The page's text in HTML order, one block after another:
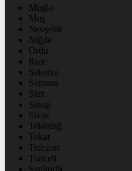
Muğla
Muş
Nevşehir
Niğde
Ordu
Rize
Sakarya
Samsun
Siirt
Sinop
Sivas
Tekirdağ
Tokat
Trabzon
Tunceli
Şanlıurfa